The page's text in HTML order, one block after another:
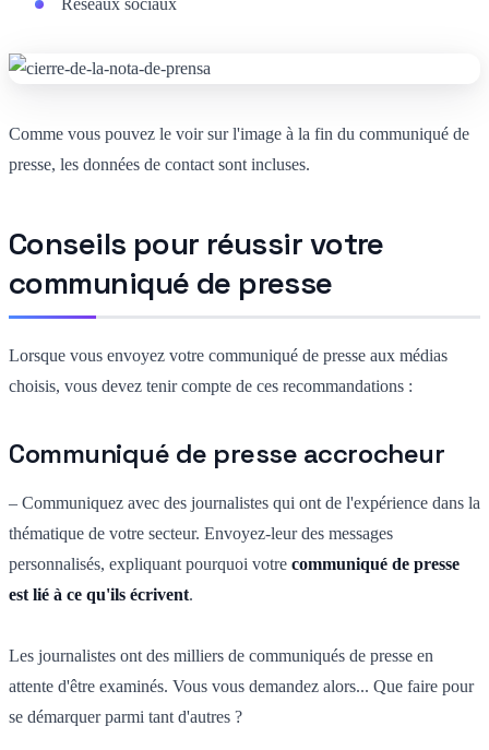
Comme vous pouvez le voir sur l'image à la fin du communiqué de
presse, les données de contact sont incluses.
Conseils pour réussir votre
communiqué de presse
Lorsque vous envoyez votre communiqué de presse aux médias
choisis, vous devez tenir compte de ces recommandations :
Communiqué de presse accrocheur
– Communiquez avec des journalistes qui ont de l'expérience dans la
thématique de votre secteur. Envoyez-leur des messages
personnalisés, expliquant pourquoi votre communiqué de presse
est lié à ce qu'ils écrivent.
Les journalistes ont des milliers de communiqués de presse en
attente d'être examinés. Vous vous demandez alors... Que faire pour
se démarquer parmi tant d'autres ?